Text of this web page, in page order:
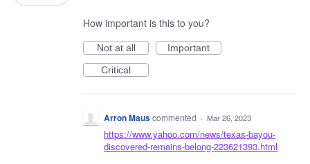
How important is this to you?
Not at all
Important
Critical
Arron Mauscommented · Mar 26, 2023
https://www.yahoo.com/news/texas-bayou-
discovered-remains-belong-223621393.html